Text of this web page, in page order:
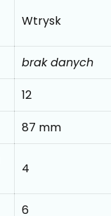
Wtrysk
brak danych
12
87 mm
4
6